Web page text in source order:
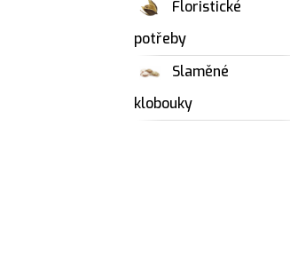
Floristické
potřeby
Slaměné
klobouky